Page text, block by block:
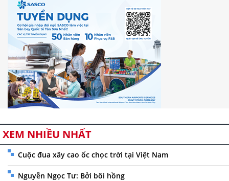
XEM NHIỀU NHẤT
Cuộc đua xây cao ốc chọc trời tại Việt Nam
Nguyễn Ngọc Tư: Bởi bôi hồng